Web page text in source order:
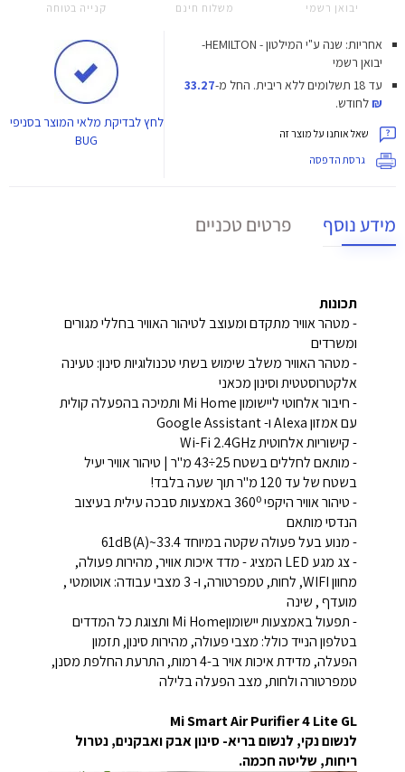
יבואן רשמי משלוח חינם קנייה בטוחה
אחריות: שנה ע"י המילטון - HEMILTON-
יבואן רשמי
עד 18 תשלומים ללא ריבית.
החל מ-33.27
₪לחודש.
שאל אותנו על מוצר זה
גרסת הדפסה
לחץלבדיקת מלאי המוצר בסניפי
BUG
מידע נוסף פרטים טכניים
תכונות
- מטהר אוויר מתקדם ומעוצב לטיהור האוויר בחללי מגורים
ומשרדים
- מטהר האוויר משלב שימוש בשתי טכנולוגיות סינון: טעינה
אלקטרוסטטית וסינון מכאני
- חיבור אלחוטי ליישומון Mi Home ותמיכה בהפעלה קולית
עם אמזון Alexa ו- Google Assistant
- קישוריות אלחוטית Wi-Fi 2.4GHz
- מותאם לחללים בשטח 25÷43 מ"ר | טיהור אוויר יעיל
בשטח של עד 120 מ"ר תוך שעה בלבד!
- טיהור אוויר היקפי 360⁰ באמצעות סבכה עילית בעיצוב
הנדסי מותאם
- מנוע בעל פעולה שקטה במיוחד 33.4~61dB(A)
- צג מגע LED המציג - מדד איכות אוויר, מהירות פעולה,
מחוון WIFI, לחות, טמפרטורה,
ו- 3 מצבי עבודה: אוטומטי ,
מועדף , שינה
-
תפעול באמצעות יישומוןMi Home ותצוגת כל המדדים
בטלפון הנייד כולל: מצבי פעולה, מהירות סינון, תזמון
הפעלה, מדידת איכות אויר ב-4 רמות, התרעת החלפת מסנן,
טמפרטורה ולחות, מצב הפעלה בלילה
Mi Smart Air Purifier 4 Lite GL
לנשום נקי, לנשום בריא- סינון אבק ואבקנים, נטרול
ריחות, שליטה חכמה.